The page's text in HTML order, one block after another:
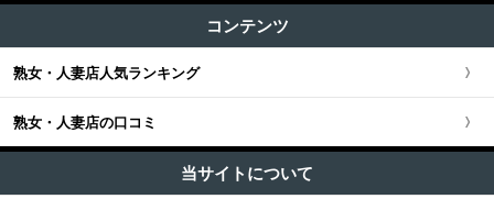
新宿・歌舞伎町・新大久保・高田馬場
池袋・大塚・巣鴨・練馬
五反田・品川・高輪・蒲田
埼玉県
神奈川県
関西全域
大阪府
東海・北陸・甲信越版TOP
東海・北陸・甲信越全域
中国・四国版TOP
+九州・沖縄
コンテンツ
熟女・人妻店人気ランキング
熟女・人妻店の口コミ
当サイトについて